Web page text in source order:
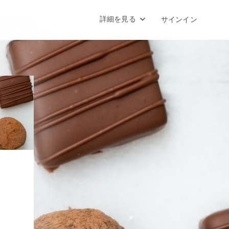
詳細を見る サインイン